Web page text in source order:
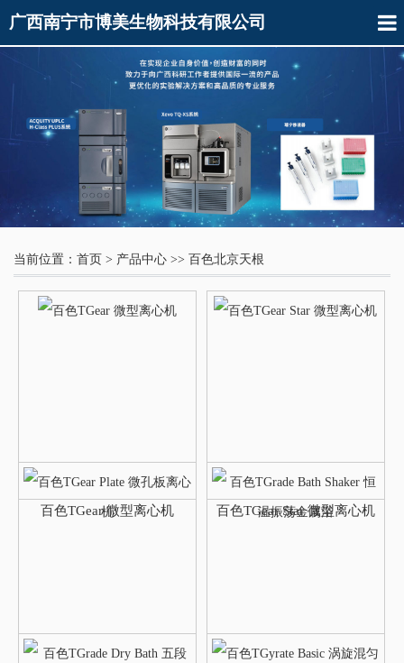
广西南宁市博美生物科技有限公司
当前位置： 首页 > 产品中心 >> 百色北京天根
百色TGear 微型离心机 百色TGear Star 微型离心机